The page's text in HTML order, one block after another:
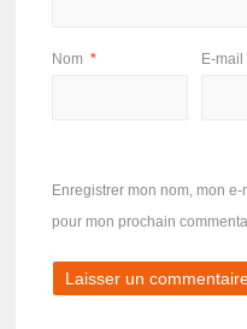
Nom * E-mail
Enregistrer mon nom, mon
pour mon prochain